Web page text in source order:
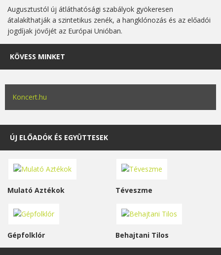
Augusztustól új átláthatósági szabályok gyökeresen
átalakíthatják a szintetikus zenék, a hangklónozás és az előadói
jogdíjak jövőjét az Európai Unióban.
KÖVESS MINKET
Koncert.hu
ÚJ ELŐADÓK ÉS EGYÜTTESEK
Mulató Aztékok Téveszme
Gépfolklór Behajtani Tilos